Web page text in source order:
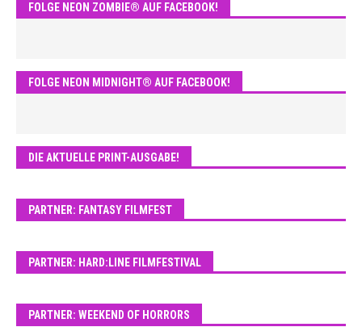
FOLGE NEON ZOMBIE® AUF FACEBOOK!
FOLGE NEON MIDNIGHT® AUF FACEBOOK!
DIE AKTUELLE PRINT-AUSGABE!
PARTNER: FANTASY FILMFEST
PARTNER: HARD:LINE FILMFESTIVAL
PARTNER: WEEKEND OF HORRORS